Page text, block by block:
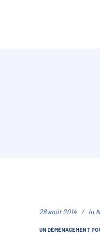
28 août 2014 In
UN DÉMÉNAGEMENT